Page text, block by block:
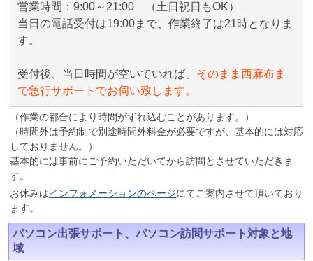
営業時間：9:00～21:00 （土日祝日もOK）
当日の電話受付は19:00まで、作業終了は21時となりま
す。
受付後、当日時間が空いていれば、 そのまま西麻布ま
で急行サポートでお伺い致します。
（作業の都合により時間がずれ込むことがあります。）
（時間外は予約制で別途時間外料金が必要ですが、基本的には対応
しておりません。）
基本的には事前にご予約いただいてから訪問とさせていただきま
す。
お休みはインフォメーションのページにてご案内させて頂いており
ます。
パソコン出張サポート、パソコン訪問サポート対象と地
域